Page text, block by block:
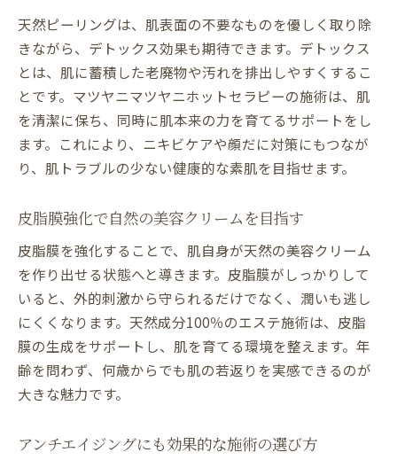
天然ピーリングは、肌表面の不要なものを優しく取り除
きながら、デトックス効果も期待できます。デトックス
とは、肌に蓄積した老廃物や汚れを排出しやすくするこ
とです。マツヤニマツヤニホットセラピーの施術は、肌
を清潔に保ち、同時に肌本来の力を育てるサポートをし
ます。これにより、ニキビケアや顔だに対策にもつなが
り、肌トラブルの少ない健康的な素肌を目指せます。
皮脂膜強化で自然の美容クリームを目指す
皮脂膜を強化することで、肌自身が天然の美容クリーム
を作り出せる状態へと導きます。皮脂膜がしっかりして
いると、外的刺激から守られるだけでなく、潤いも逃し
にくくなります。天然成分100％のエステ施術は、皮脂
膜の生成をサポートし、肌を育てる環境を整えます。年
齢を問わず、何歳からでも肌の若返りを実感できるのが
大きな魅力です。
アンチエイジングにも効果的な施術の選び方